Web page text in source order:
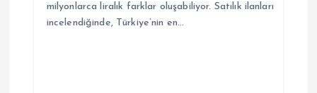
milyonlarca liralık farklar oluşabiliyor. Satılık ilanları
incelendiğinde, Türkiye’nin en…